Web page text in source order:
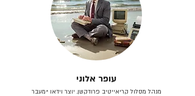
עופר אלוני
מנהל מסלול קריאייטיב פרודקשן. יוצר וידאו *מעבר